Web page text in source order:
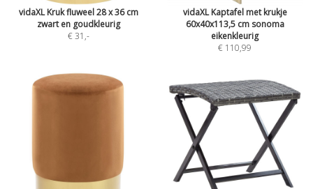
vidaXL Kruk fluweel 28 x 36 cm
zwart en goudkleurig
€ 31 ,-
vidaXL Kaptafel met krukje
60x40x113,5 cm sonoma
eikenkleurig
€ 110,99